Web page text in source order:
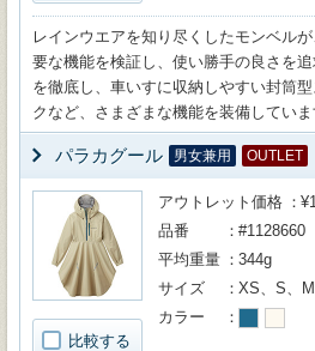
レインウエアを知り尽くしたモンベル
要な機能を検証し、使い勝手の良さを
を徹底し、車いすに収納しやすい封筒
クなど、さまざまな機能を装備していま
パラカグール 男女兼用 OUTLET
比較する
アウトレット価格
品番
#1128660
平均重量
344g
サイズ
XS、S、
カラー